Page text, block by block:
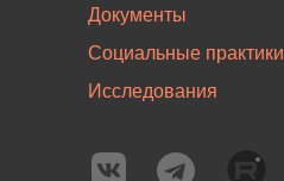
Документы
Социальные практики
Исследования